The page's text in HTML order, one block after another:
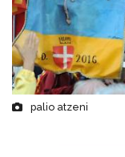
palio atzeni